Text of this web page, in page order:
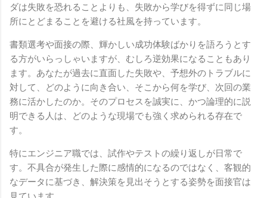
ダは失敗を恐れることよりも、失敗から学びを得ずに同じ場
所にとどまることを避ける社風を持っています。
書類選考や面接の際、輝かしい成功体験ばかりを語ろうとす
る方がいらっしゃいますが、むしろ逆効果になることもあり
ます。あなたが過去に直面した失敗や、予想外のトラブルに
対して、どのように向き合い、そこから何を学び、次回の業
務に活かしたのか。そのプロセスを誠実に、かつ論理的に説
明できる人は、どのような現場でも強く求められる存在で
す。
特にエンジニア職では、試作やテストの繰り返しが日常で
す。不具合が発生した際に感情的になるのではなく、客観的
なデータに基づき、解決策を見出そうとする姿勢を面接官は